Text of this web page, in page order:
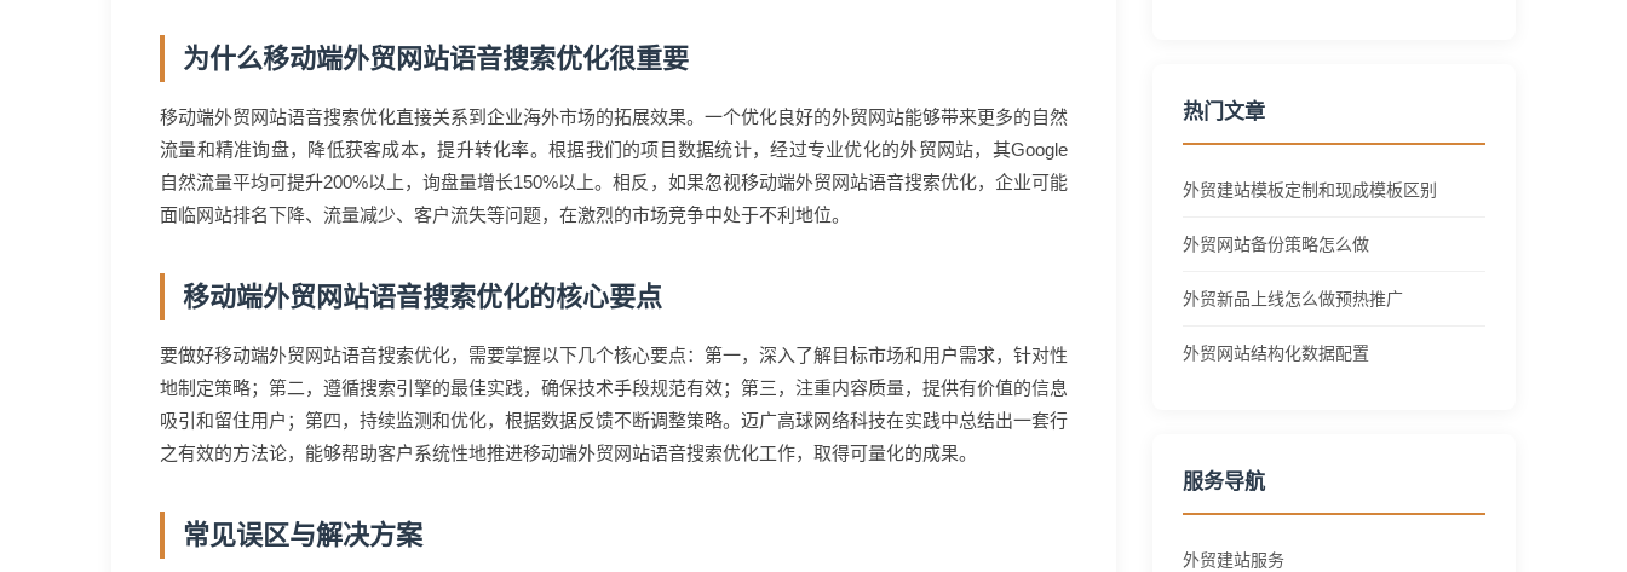
为什么移动端外贸网站语音搜索优化很重要
移动端外贸网站语音搜索优化直接关系到企业海外市场的拓展效果。一个优化良好的外贸网站能够带来更多的自然
流量和精准询盘，降低获客成本，提升转化率。根据我们的项目数据统计，经过专业优化的外贸网站，其Google
自然流量平均可提升200%以上，询盘量增长150%以上。相反，如果忽视移动端外贸网站语音搜索优化，企业可能
面临网站排名下降、流量减少、客户流失等问题，在激烈的市场竞争中处于不利地位。
移动端外贸网站语音搜索优化的核心要点
要做好移动端外贸网站语音搜索优化，需要掌握以下几个核心要点：第一，深入了解目标市场和用户需求，针对性
地制定策略；第二，遵循搜索引擎的最佳实践，确保技术手段规范有效；第三，注重内容质量，提供有价值的信息
吸引和留住用户；第四，持续监测和优化，根据数据反馈不断调整策略。迈广高球网络科技在实践中总结出一套行
之有效的方法论，能够帮助客户系统性地推进移动端外贸网站语音搜索优化工作，取得可量化的成果。
常见误区与解决方案
热门文章
外贸建站模板定制和现成模板区别
外贸网站备份策略怎么做
外贸新品上线怎么做预热推广
外贸网站结构化数据配置
服务导航
外贸建站服务